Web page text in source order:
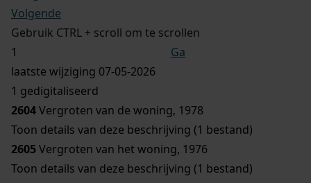
Volgende
Gebruik CTRL + scroll om te scrollen
Ga
laatste wijziging 07-05-2026
1 gedigitaliseerd
2604Vergroten van de woning, 1978
Toon details van deze beschrijving (1 bestand)
2605Vergroten van het woning, 1976
Toon details van deze beschrijving (1 bestand)